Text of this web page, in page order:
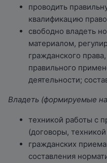
проводить
квалификацию
свободно владеть
материалом,
гражданского
правильного
деятельности;
Владеть (формируемые
техникой работы с
(договоры,
гражданских
составления